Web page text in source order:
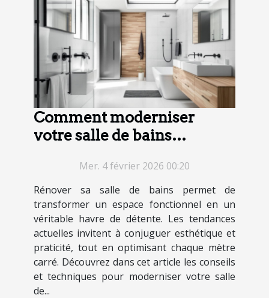
Comment moderniser
votre salle de bains
Mer. 4 février 2026 00:20
Rénover sa salle de bains permet de
transformer un espace fonctionnel en un
véritable havre de détente. Les tendances
actuelles invitent à conjuguer esthétique et
praticité, tout en optimisant chaque mètre
carré. Découvrez dans cet article les conseils
et techniques pour moderniser votre salle
de...